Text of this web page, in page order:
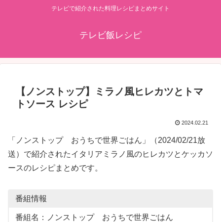
テレビで紹介された料理レシピまとめサイト
テレビ飯レシピ
【ノンストップ】ミラノ風ヒレカツとトマ
トソース レシピ
2024.02.21
「ノンストップ おうちで世界ごはん」（2024/02/21放
送）で紹介されたイタリアミラノ風のヒレカツとケッカソ
ースのレシピまとめです。
番組情報
番組名：ノンストップ おうちで世界ごはん